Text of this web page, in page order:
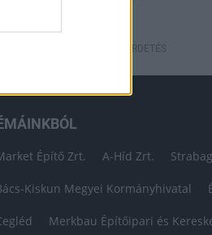
HIRDETÉS
Építő Zrt. A-Híd Zrt. Strabag
Kiskun Megyei Kormányhivatal
Merkbau Építőipari és